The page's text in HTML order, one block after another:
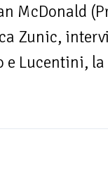
McDonald
Zunic,
e Lucentini,